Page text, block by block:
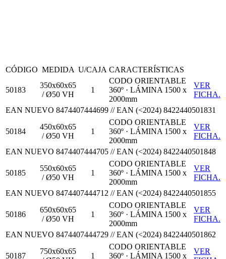
CÓDIGO MEDIDA U/CAJA CARACTERÍSTICAS
50183
350x60x65
/ Ø50 VH
1
CODO ORIENTABLE
360º · LÁMINA 1500 x
2000mm
VER
FICHA.
EAN NUEVO 8474407444699 // EAN (<2024) 8422440501831
50184
450x60x65
/ Ø50 VH
1
CODO ORIENTABLE
360º · LÁMINA 1500 x
2000mm
VER
FICHA.
EAN NUEVO 8474407444705 // EAN (<2024) 8422440501848
50185
550x60x65
/ Ø50 VH
1
CODO ORIENTABLE
360º · LÁMINA 1500 x
2000mm
VER
FICHA.
EAN NUEVO 8474407444712 // EAN (<2024) 8422440501855
50186
650x60x65
/ Ø50 VH
1
CODO ORIENTABLE
360º · LÁMINA 1500 x
2000mm
VER
FICHA.
EAN NUEVO 8474407444729 // EAN (<2024) 8422440501862
50187
750x60x65
1
CODO ORIENTABLE
360º · LÁMINA 1500 x
VER